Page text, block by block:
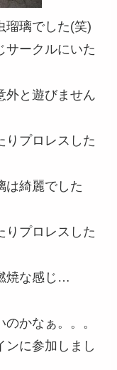
瑠璃でした(笑)
サークルにいた
外と遊びません
りプロレスした
は綺麗でした
りプロレスした
焼な感じ…
かなぁ。。。
ンに参加しまし